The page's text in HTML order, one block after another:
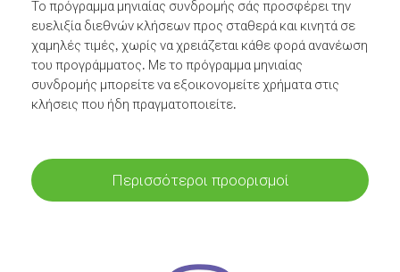
Το πρόγραμμα μηνιαίας συνδρομής σάς προσφέρει την
ευελιξία διεθνών κλήσεων προς σταθερά και κινητά σε
χαμηλές τιμές, χωρίς να χρειάζεται κάθε φορά ανανέωση
του προγράμματος. Με το πρόγραμμα μηνιαίας
συνδρομής μπορείτε να εξοικονομείτε χρήματα στις
κλήσεις που ήδη πραγματοποιείτε.
Περισσότεροι προορισμοί